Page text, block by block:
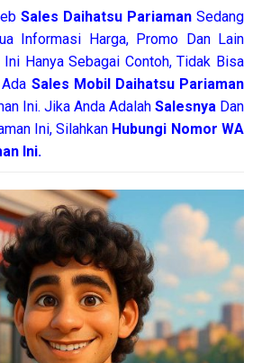
Sales Daihatsu Pariaman Sedang
Informasi Harga, Promo Dan Lain
Hanya Sebagai Contoh, Tidak Bisa
Sales Mobil Daihatsu Pariaman
Ini. Jika Anda Adalah Salesnya Dan
Ini, Silahkan Hubungi Nomor WA
Ini.